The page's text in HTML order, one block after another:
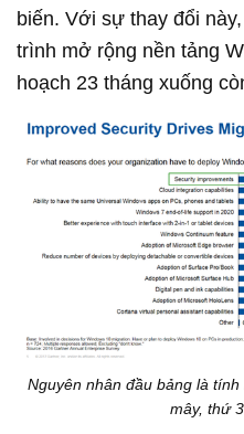
biến. Với sự thay đổi
trình mở rộng nền tảng
hoạch 23 tháng xuống
Nguyên nhân đầu bảng là
mây, thứ